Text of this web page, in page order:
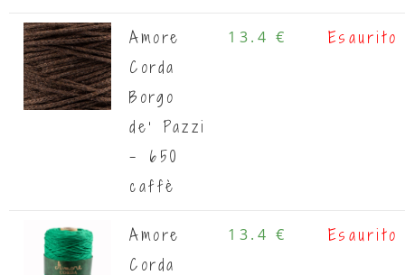
Amore
Corda
Borgo
de' Pazzi
- 650
caffè
13.4 € Esaurito
Amore
Corda
13.4 € Esaurito